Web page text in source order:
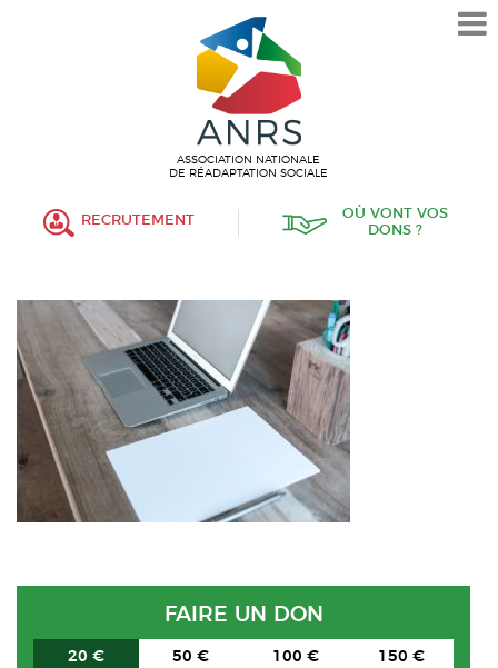
L’ASSOCIATION
HISTORIQUE
VALEURS ET ENGAGEMENT
ASSOCIATIF
FONCTIONNEMENT
POLITIQUE RH
ÉTABLISSEMENTS SERVICES
PROTECTION DE L’ENFANCE
INSERTION
ACTUALITÉS
INTRANET
ASSOCIATION NATIONALE
DE RÉADAPTATION SOCIALE
RECRUTEMENT
OÙ VONT VOS
DONS ?
FAIRE UN DON
20 € 50 € 100 € 150 €